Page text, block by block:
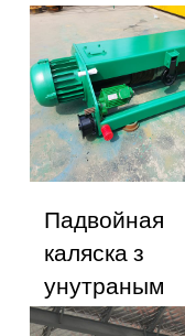
Падвойная
каляска з
унутраным
пад'ёмнікам